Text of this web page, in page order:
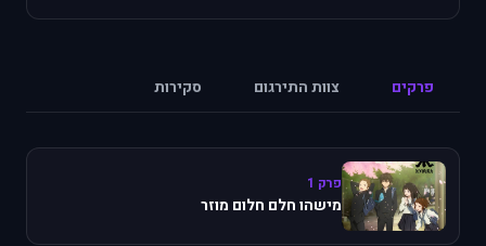
פרקים צוות התירגום סקירות
פרק 1
מישהו חלם חלום מוזר